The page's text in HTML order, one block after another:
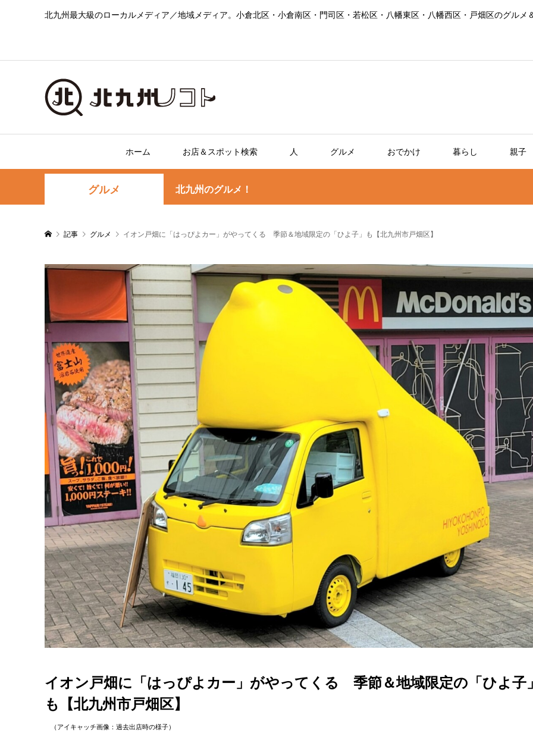
北九州最大級のローカルメディア／地域メディア。小倉北区・小倉南区・門司区・若松区・八幡東区・八幡西区・戸畑区のグル
ホーム お店＆スポット検索 人 グルメ おでかけ 暮らし 親子
グルメ 北九州のグルメ！
記事 グルメ イオン戸畑に「はっぴよカー」がやってくる 季節＆地域限定の「ひよ子」も【北九州市戸畑区】
イオン戸畑に「はっぴよカー」がやってくる 季節＆地域限定の「ひよ子
も【北九州市戸畑区】
（アイキャッチ画像：過去出店時の様子）